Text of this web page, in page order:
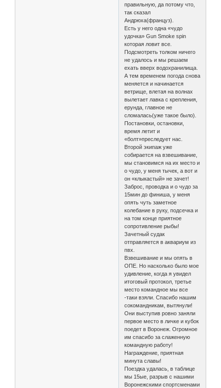
правильную, да потому что,
так сказал
Андрюха(француз).
Есть у него одна «чудо
удочка» Gun Smoke spin
которая ловит все.
Подсмотреть толком ничего
не удалось и мы решаем
ехать вверх водохранилища.
А тем временем погода снова
меняется и начинается
ветрище, влетая на волнах
вылетает лавка с крепления,
ерунда, главное не
сломалась(уже такое было).
Постановки, остановки,
время летит и
«болт»преследует нас.
Второй экипаж уже
собирается на взвешивание,
мы становимся на их место и
о чудо, у меня тычек, а вот и
он «клыкастый» не зачет!
Заброс, проводка и о чудо за
15мин до финиша, у меня
опять чуть заметное
колебание в руку, подсечка и
на том конце приятное
сопротивление рыбы!
Зачетный судак
отправляется в аквариум из
пвх.
Взвешивание и мы опять в
ОПЕ. Но насколько было мое
удивление, когда я увидел
итоговый протокол, третье
место командное мы все
-таки взяли. Спасибо нашим
сокомандникам, вытянули!
Они выступив ровно заняли
первое место в личке и кубок
поедет в Воронеж. Огромное
им спасибо за слаженную
командную работу!
Награждение, приятная
минута славы!
Поездка удалась, в таблице
мы 15ые, разрыв с нашими
Воронежскими спортсменами